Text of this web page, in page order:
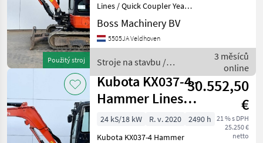
Použitý stroj
Lines / Quick Coupler Year:
2020 Reference number:
BM007577 Hours: 2.064
Type KX037-4 Location
Certificate: CE Availab
Boss Machinery BV
5505JA Veldhoven
Stroje na stavbu /
Kubota
3 měsíců
online
Kubota KX037-4 -
Hammer Lines /
Quick Coupler
30.552,50
€
21 % s DPH
25.250 €
netto
24 kS/18 kW R. v. 2020
2490 h
Kubota KX037-4 Hammer